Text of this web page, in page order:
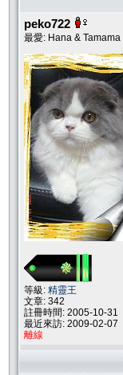
peko722
最愛: Hana & Tamama
等級: 精靈王
文章: 342
註冊時間: 2005-10-31
最近來訪: 2009-02-07
離線